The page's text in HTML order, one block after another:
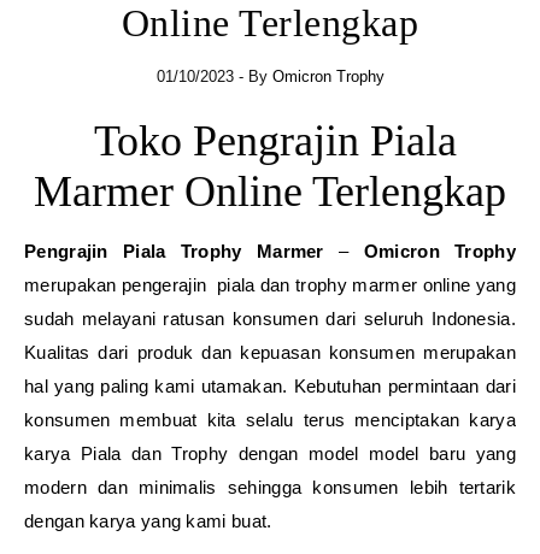
Online Terlengkap
01/10/2023 - By Omicron Trophy
Toko Pengrajin Piala
Marmer Online Terlengkap
Pengrajin Piala Trophy Marmer– Omicron Trophy
merupakan pengerajin piala dan trophy marmer online yang
sudah melayani ratusan konsumen dari seluruh Indonesia.
Kualitas dari produk dan kepuasan konsumen merupakan
hal yang paling kami utamakan. Kebutuhan permintaan dari
konsumen membuat kita selalu terus menciptakan karya
karya Piala dan Trophy dengan model model baru yang
modern dan minimalis sehingga konsumen lebih tertarik
dengan karya yang kami buat.